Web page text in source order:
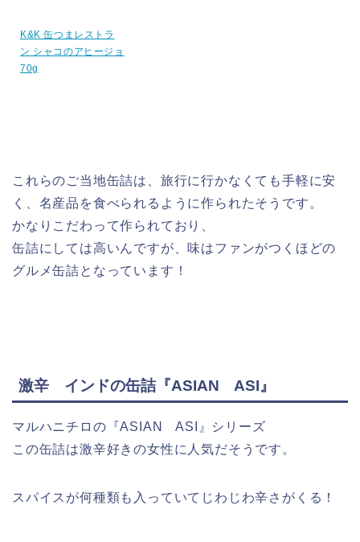
K&K 缶つまレストラ
ン シャコのアヒージョ
70g
これらのご当地缶詰は、旅行に行かなくても手軽に安
く、名産品を食べられるように作られたそうです。
かなりこだわって作られており、
缶詰にしては高いんですが、味はファンがつくほどの
グルメ缶詰となっています！
激辛 インドの缶詰『ASIAN ASI』
マルハニチロの『ASIAN ASI』シリーズ
この缶詰は激辛好きの女性に人気だそうです。
スパイスが何種類も入っていてじわじわ辛さがくる！